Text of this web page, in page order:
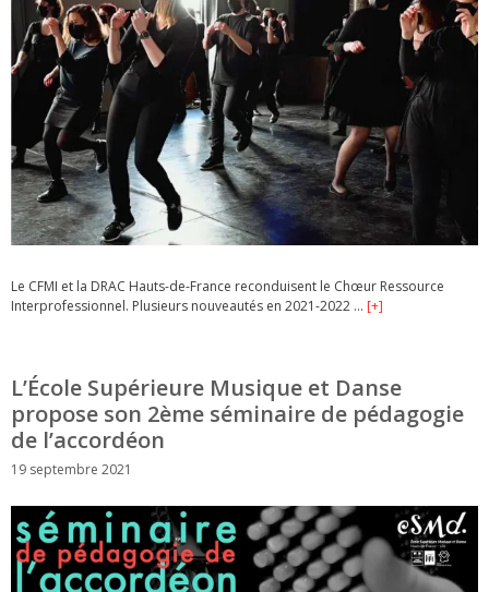
Le CFMI et la DRAC Hauts-de-France reconduisent le Chœur Ressource
Interprofessionnel. Plusieurs nouveautés en 2021-2022 … [+]
L’École Supérieure Musique et Danse
propose son 2ème séminaire de pédagogie
de l’accordéon
19 septembre 2021